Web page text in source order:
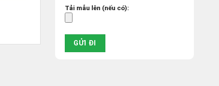
Tải mẫu lên (nếu có):